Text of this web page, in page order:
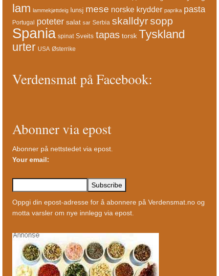
lam lammekjøttdeig lunsj mese norske krydder paprika pasta
Portugal poteter salat sar Serbia skalldyrsopp
Spania spinat Sveits tapas torsk Tyskland
urter USA Østerrike
Verdensmat på Facebook:
Abonner via epost
Abonner på nettstedet via epost.
Your email:
Oppgi din epost-adresse for å abonnere på Verdensmat.no og
motta varsler om nye innlegg via epost.